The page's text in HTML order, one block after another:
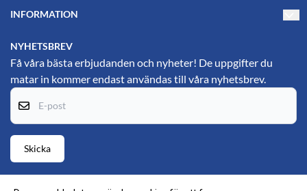
PL's Hjälpmedelsbutik
69134 Karlskoga
Hitta till oss (Google maps)
INFORMATION
Blogg
Nyhetsbrev
Om cookies
NYHETSBREV
Få våra bästa erbjudanden och nyheter! De uppgifter du
matar in kommer endast användas till våra nyhetsbrev.
E-post
Skicka